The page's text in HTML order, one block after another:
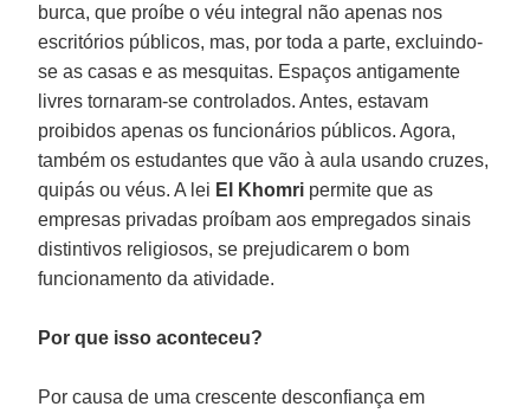
burca, que proíbe o véu integral não apenas nos
escritórios públicos, mas, por toda a parte, excluindo-
se as casas e as mesquitas. Espaços antigamente
livres tornaram-se controlados. Antes, estavam
proibidos apenas os funcionários públicos. Agora,
também os estudantes que vão à aula usando cruzes,
quipás ou véus. A lei El Khomri permite que as
empresas privadas proíbam aos empregados sinais
distintivos religiosos, se prejudicarem o bom
funcionamento da atividade.
Por que isso aconteceu?
Por causa de uma crescente desconfiança em